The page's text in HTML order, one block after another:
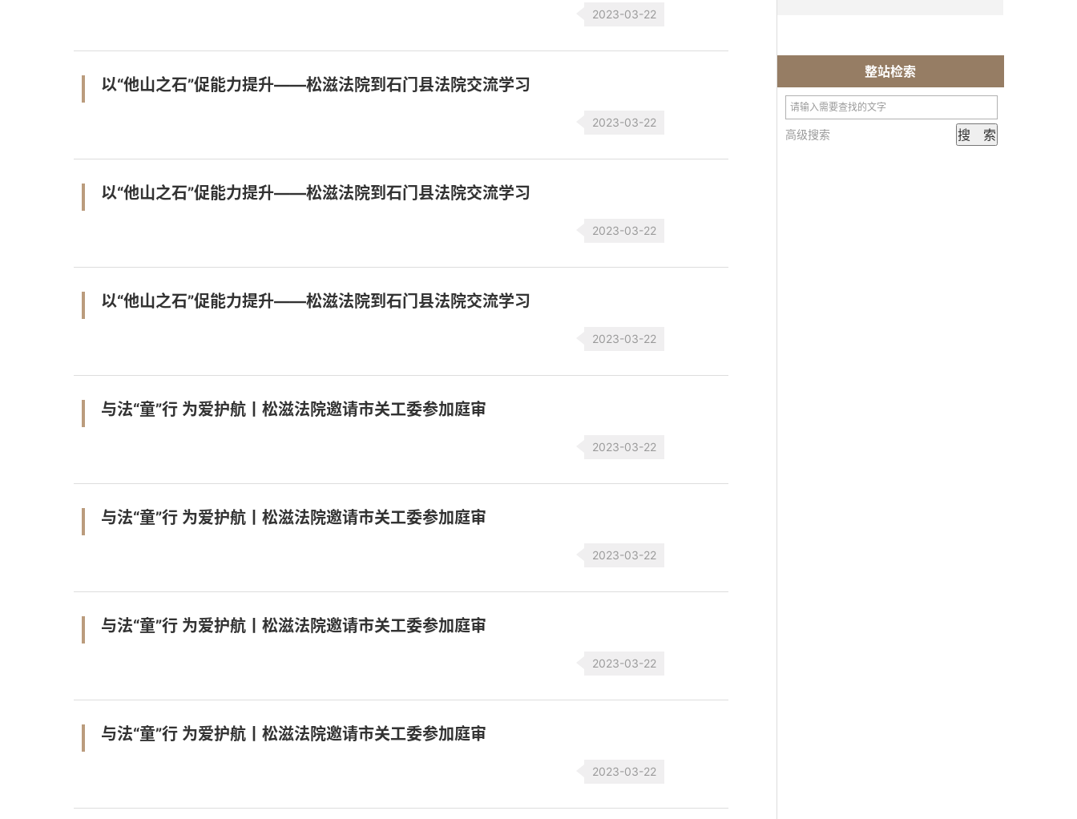
整站检索
高级搜索
2023-03-22
以“他山之石”促能力提升——松滋法院到石门县法院交流学习
2023-03-22
以“他山之石”促能力提升——松滋法院到石门县法院交流学习
2023-03-22
以“他山之石”促能力提升——松滋法院到石门县法院交流学习
2023-03-22
与法“童”行 为爱护航丨松滋法院邀请市关工委参加庭审
2023-03-22
与法“童”行 为爱护航丨松滋法院邀请市关工委参加庭审
2023-03-22
与法“童”行 为爱护航丨松滋法院邀请市关工委参加庭审
2023-03-22
与法“童”行 为爱护航丨松滋法院邀请市关工委参加庭审
2023-03-22